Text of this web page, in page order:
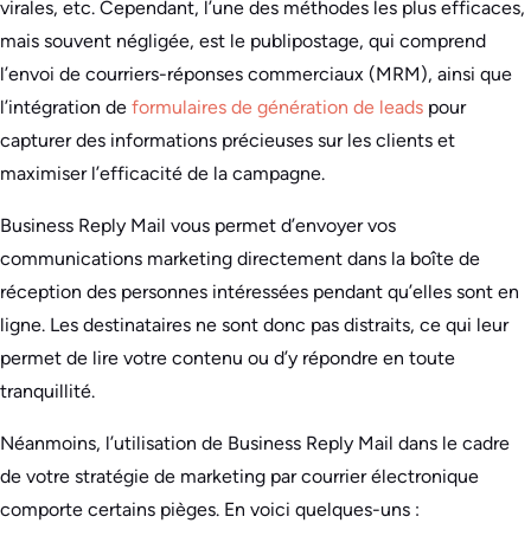
virales, etc. Cependant, l’une des méthodes les plus efficaces,
mais souvent négligée, est le publipostage, qui comprend
l’envoi de courriers-réponses commerciaux (MRM), ainsi que
l’intégration de formulaires de génération de leads pour
capturer des informations précieuses sur les clients et
maximiser l’efficacité de la campagne.
Business Reply Mail vous permet d’envoyer vos
communications marketing directement dans la boîte de
réception des personnes intéressées pendant qu’elles sont en
ligne. Les destinataires ne sont donc pas distraits, ce qui leur
permet de lire votre contenu ou d’y répondre en toute
tranquillité.
Néanmoins, l’utilisation de Business Reply Mail dans le cadre
de votre stratégie de marketing par courrier électronique
comporte certains pièges. En voici quelques-uns :